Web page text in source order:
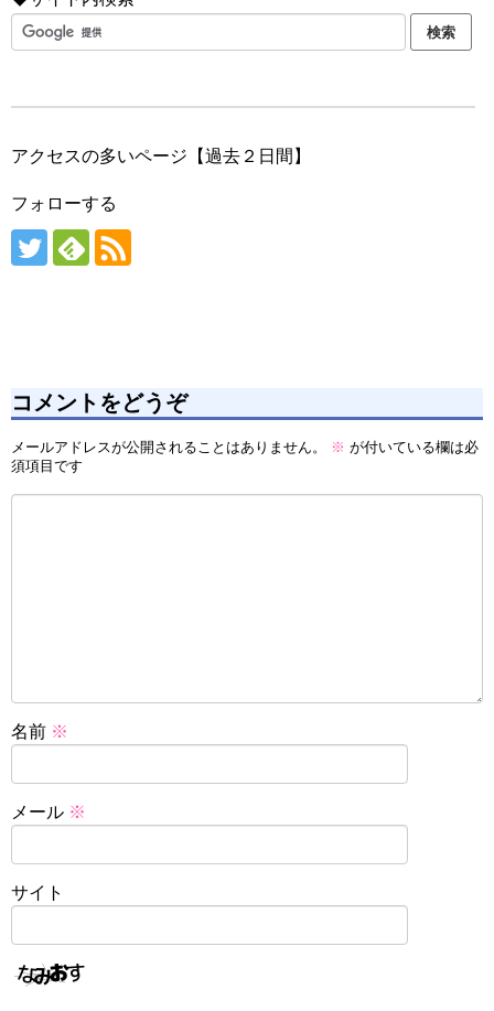
アクセスの多いページ【過去２日間】
フォローする
コメントをどうぞ
メールアドレスが公開されることはありません。 ※ が付いている欄は必
須項目です
名前 ※
メール ※
サイト